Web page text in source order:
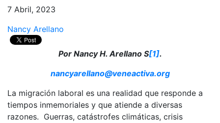
7 Abril, 2023
Nancy Arellano
Por Nancy H. Arellano S[1].
nancyarellano@veneactiva.org
La migración laboral es una realidad que responde a
tiempos inmemoriales y que atiende a diversas
razones. Guerras, catástrofes climáticas, crisis